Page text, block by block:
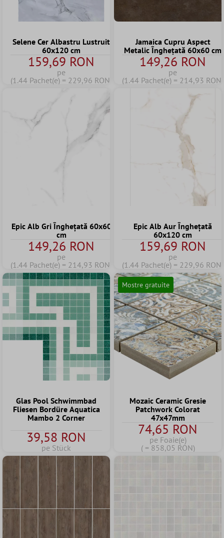
Selene Cer Albastru Lustruit
60x120 cm
159,69 RON
pe
(1.44 Pachet(e) = 229,96 RON)
Jamaica Cupru Aspect
Metalic Înghețată 60x60 cm
149,26 RON
pe
(1.44 Pachet(e) = 214,93 RON)
Epic Alb Gri Înghețată 60x60
cm
149,26 RON
pe
(1.44 Pachet(e) = 214,93 RON)
Epic Alb Aur Înghețată
60x120 cm
159,69 RON
pe
(1.44 Pachet(e) = 229,96 RON)
Glas Pool Schwimmbad
Fliesen Bordüre Aquatica
Mambo 2 Corner
39,58 RON
pe Stück
Mostre gratuite
Mozaic Ceramic Gresie
Patchwork Colorat
47x47mm
74,65 RON
pe Foaie(e)
( = 858,05 RON)